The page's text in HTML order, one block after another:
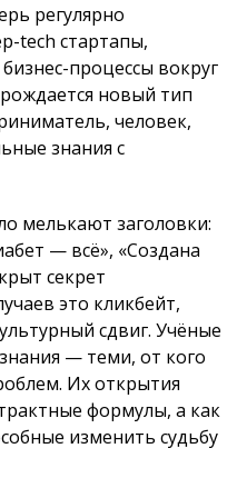
регулярно
tech стартапы,
процессы вокруг
новый тип
человек,
знания с
мелькают заголовки:
— всё», «Создана
секрет
это кликбейт,
сдвиг. Учёные
— теми, от кого
Их открытия
формулы, а как
изменить судьбу